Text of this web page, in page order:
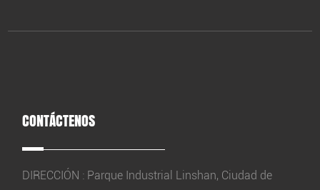
CONTÁCTENOS
DIRECCIÓN : Parque Industrial Linshan, Ciudad de